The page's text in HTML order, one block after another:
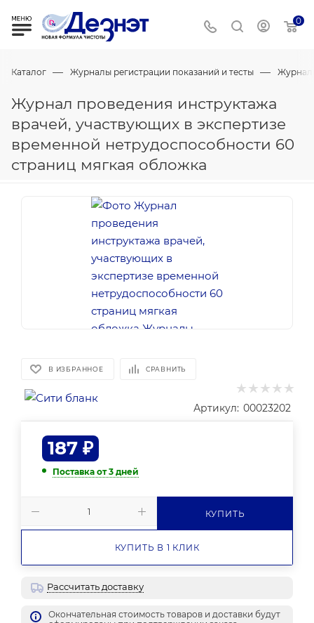
0
Каталог — Журналы регистрации показаний и тесты —
Журнал проведения инструктажа
врачей, участвующих в экспертизе
временной нетрудоспособности 60
страниц мягкая обложка
В ИЗБРАННОЕ СРАВНИТЬ
Артикул: 00023202
187 ₽
Поставка от 3 дней
КУПИТЬ
КУПИТЬ В 1 КЛИК
Рассчитать доставку
Окончательная стоимость товаров и доставки будут